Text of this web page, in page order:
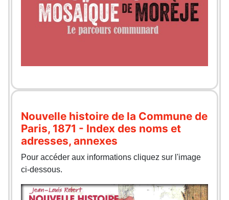
Nouvelle histoire de la Commune de
Paris, 1871 - Index des noms et
adresses, annexes
Pour accéder aux informations cliquez sur l'image
ci-dessous.